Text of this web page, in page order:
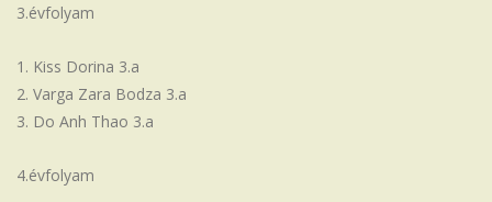
3.évfolyam
Kiss Dorina 3.a
Varga Zara Bodza 3.a
Do Anh Thao 3.a
4.évfolyam